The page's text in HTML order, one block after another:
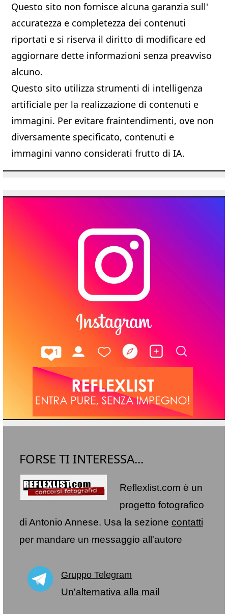
Questo sito non fornisce alcuna garanzia sull'
accuratezza e completezza dei contenuti
riportati e si riserva il diritto di modificare ed
aggiornare dette informazioni senza preavviso
alcuno.
Questo sito utilizza strumenti di intelligenza
artificiale per la realizzazione di contenuti e
immagini. Per evitare fraintendimenti, ove non
diversamente specificato, contenuti e
immagini vanno considerati frutto di IA.
FORSE TI INTERESSA...
Reflexlist.com è un
progetto fotografico
di Antonio Annese. Usa la sezione contatti
per mandare un messaggio all'autore
Gruppo Telegram
Un'alternativa alla mail